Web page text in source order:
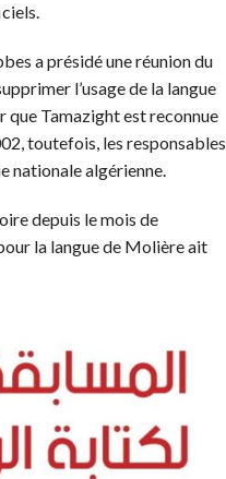
a présidé une réunion du
l’usage de la langue
que Tamazight est reconnue
toutefois, les responsables
nationale algérienne.
depuis le mois de
la langue de Molière ait